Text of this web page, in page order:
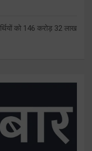
को 146 करोड़ 32 लाख